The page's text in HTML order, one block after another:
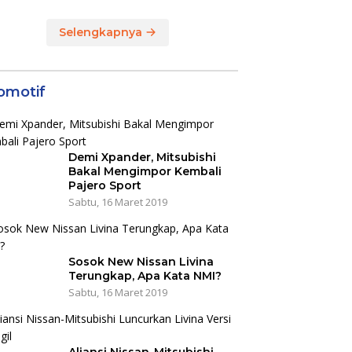
Selengkapnya
Demi Xpander, Mitsubishi
Bakal Mengimpor Kembali
Pajero Sport
Sabtu, 16 Maret 2019
Sosok New Nissan Livina
Terungkap, Apa Kata NMI?
Sabtu, 16 Maret 2019